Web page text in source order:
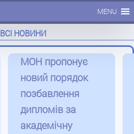
MENU
ВСІ НОВИНИ
МОН пропонує
новий порядок
позбавлення
дипломів за
академічну